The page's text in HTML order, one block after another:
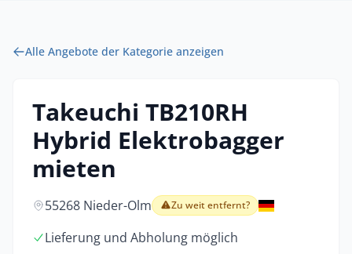
Alle Angebote der Kategorie anzeigen
Takeuchi TB210RH
Hybrid Elektrobagger
mieten
55268 Nieder-Olm Zu weit entfernt?
Lieferung und Abholung möglich